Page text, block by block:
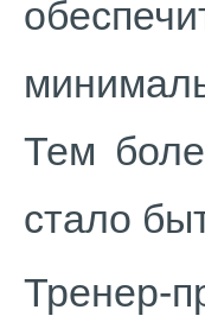
Тем
стало
Тренер-